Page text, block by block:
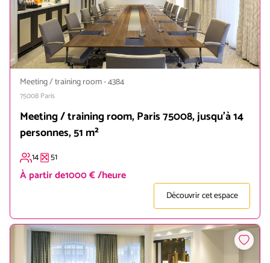
Meeting / training room-4384
75008 Paris
Meeting / training room, Paris 75008, jusqu'à 14
personnes, 51 m²
14 51
À partir de1000 € /heure
Découvrir cet espace